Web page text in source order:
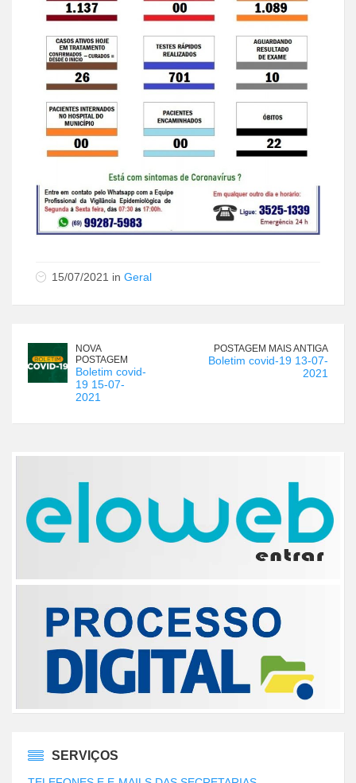
15/07/2021 in Geral
NOVA
POSTAGEM
Boletim covid-
19 15-07-
2021
POSTAGEM MAIS ANTIGA
Boletim covid-19 13-07-
2021
SERVIÇOS